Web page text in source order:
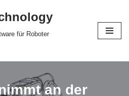
für Roboter
an der